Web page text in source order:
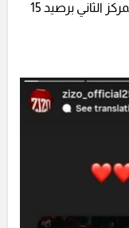
الدوري بعد لقاء اليوم، بينما يحتل الأهلي المركز الثاني برصيد 15